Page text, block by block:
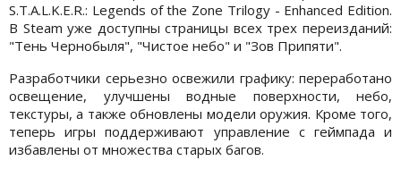
S.T.A.L.K.E.R.: Legends of the Zone Trilogy - Enhanced Edition.
В Steam уже доступны страницы всех трех переизданий:
"Тень Чернобыля", "Чистое небо" и "Зов Припяти".
Разработчики серьезно освежили графику: переработано
освещение, улучшены водные поверхности, небо,
текстуры, а также обновлены модели оружия. Кроме того,
теперь игры поддерживают управление с геймпада и
избавлены от множества старых багов.